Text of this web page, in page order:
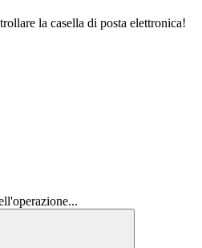
la casella di posta elettronica!